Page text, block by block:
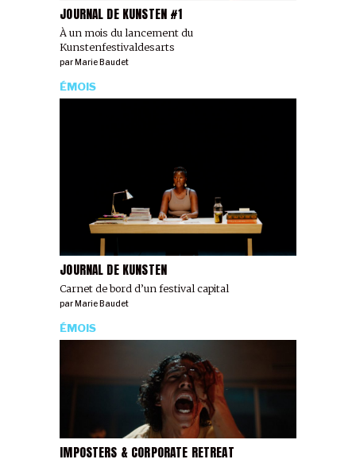
JOURNAL DE KUNSTEN #1
À un mois du lancement du
Kunstenfestivaldesarts
parMarie Baudet
JOURNAL DE KUNSTEN
Carnet de bord d’un festival capital
ÉMOIS
par Marie Baudet
IMPOSTERS & CORPORATE RETREAT
ÉMOIS